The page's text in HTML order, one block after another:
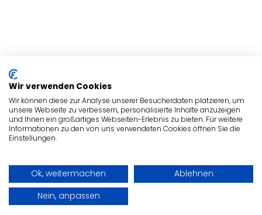
Wir verwenden Cookies
Wir können diese zur Analyse unserer Besucherdaten platzieren, um
unsere Webseite zu verbessern, personalisierte Inhalte anzuzeigen
und Ihnen ein großartiges Webseiten-Erlebnis zu bieten. Für weitere
Informationen zu den von uns verwendeten Cookies öffnen Sie die
Einstellungen.
Ok, weitermachen
Ablehnen
Nein, anpassen